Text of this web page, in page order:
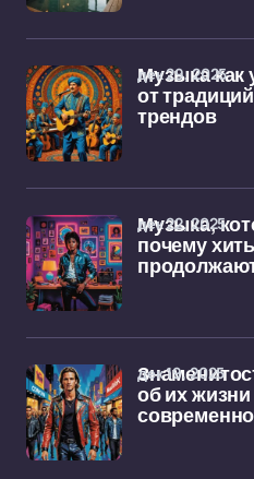
Музыка как
от
трендов
дек 29, 2025
Музыка,
почему
дек 22, 2025
об их
дек 19, 2025